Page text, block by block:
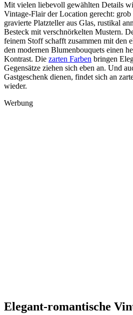
Mit vielen liebevoll gewählten Details
Vintage-Flair der Location gerecht: grob
gravierte Platzteller aus Glas, rustikal
Besteck mit verschnörkelten Mustern.
feinem Stoff schafft zusammen mit den
den modernen Blumenbouquets einen
Kontrast. Die zarten Farben bringen
Gegensätze ziehen sich eben an. Und
Gastgeschenk dienen, findet sich an
wieder.
Werbung
Elegant-romantische